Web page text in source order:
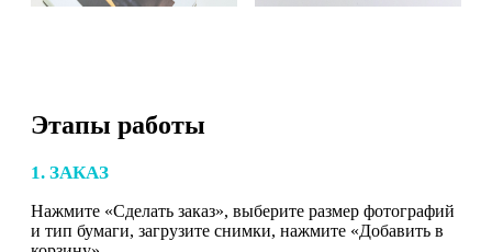
Этапы работы
1. ЗАКАЗ
Нажмите «Сделать заказ», выберите размер фотографий
и тип бумаги, загрузите снимки, нажмите «Добавить в